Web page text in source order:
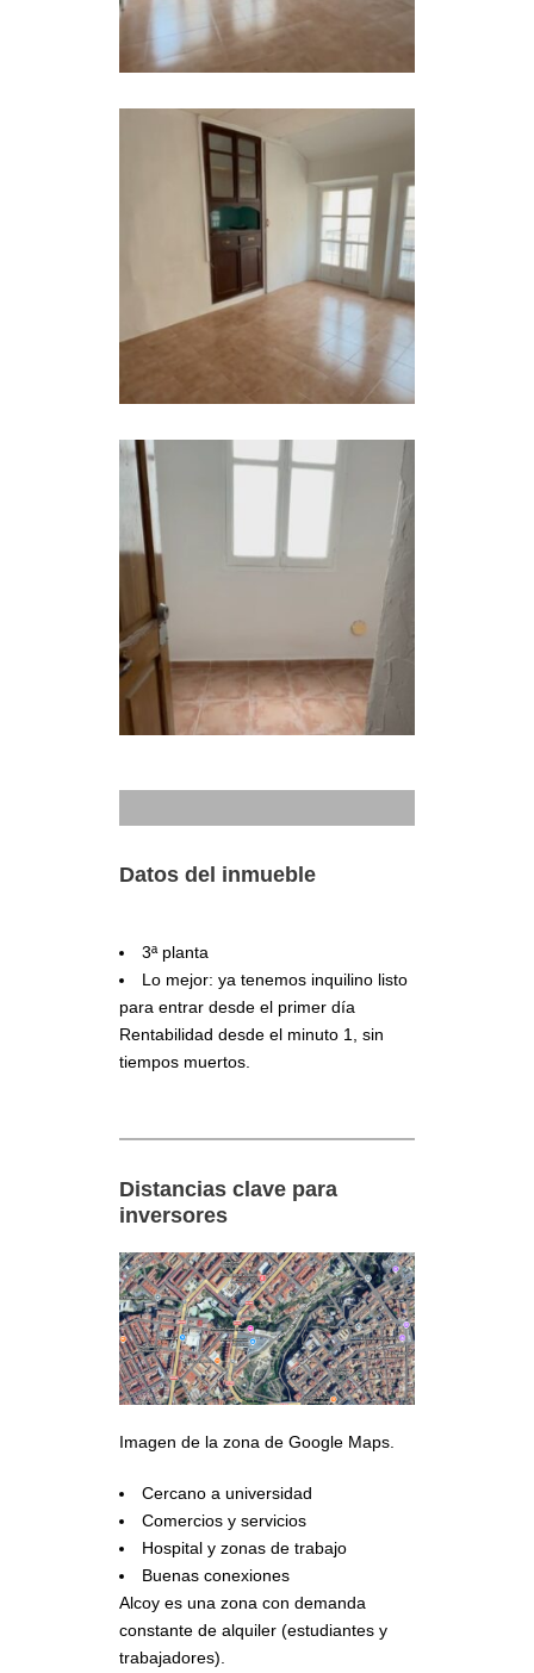
Datos del inmueble
3ª planta
Lo mejor: ya tenemos inquilino listo
para entrar desde el primer día
Rentabilidad desde el minuto 1, sin
tiempos muertos.
Distancias clave para
inversores
Imagen de la zona de Google Maps.
Cercano a universidad
Comercios y servicios
Hospital y zonas de trabajo
Buenas conexiones
Alcoy es una zona con demanda
constante de alquiler (estudiantes y
trabajadores).